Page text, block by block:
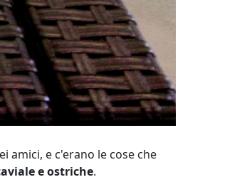
amici, e c'erano le cose che
e ostriche.